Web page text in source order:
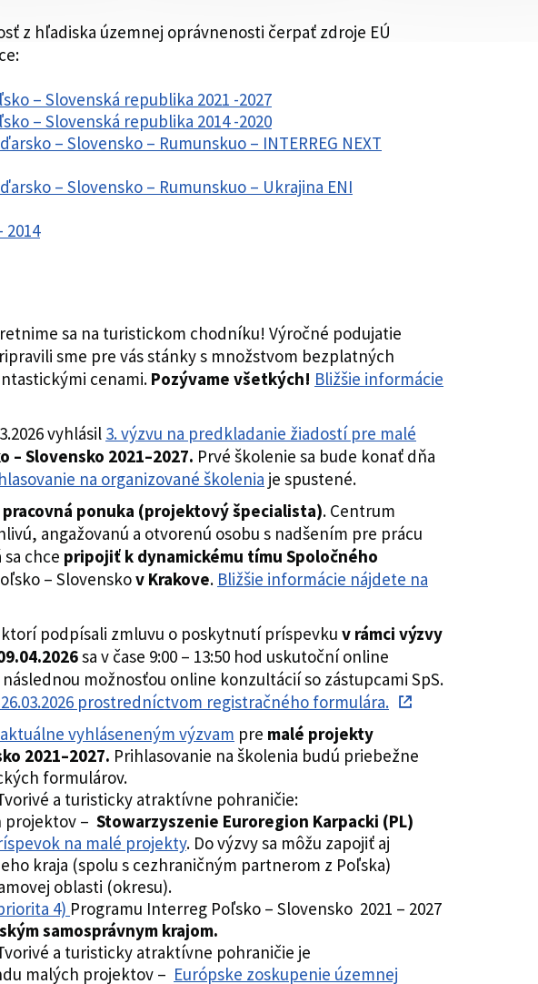
z hľadiska územnej oprávnenosti čerpať zdroje EÚ
– Slovenská republika 2021 -2027
– Slovenská republika 2014 -2020
– Slovensko – Rumunskuo – INTERREG NEXT
– Slovensko – Rumunskuo – Ukrajina ENI
2014
sa na turistickom chodníku! Výročné podujatie
sme pre vás stánky s množstvom bezplatných
cenami. Pozývame všetkých! Bližšie informácie
vyhlásil 3. výzvu na predkladanie žiadostí pre malé
– Slovensko 2021–2027. Prvé školenie sa bude konať dňa
na organizované školenia je spustené.
ponuka (projektový špecialista). Centrum
angažovanú a otvorenú osobu s nadšením pre prácu
chce pripojiť k dynamickému tímu Spoločného
– Slovenskov Krakove. Bližšie informácie nájdete na
ktorí podpísali zmluvu o poskytnutí príspevku v rámci výzvy
sa v čase 9:00 – 13:50 hod uskutoční online
možnosťou online konzultácií so zástupcami SpS.
prostredníctvom registračného formulára.
vyhláseneným výzvam pre malé projekty
2021–2027. Prihlasovanie na školenia budú priebežne
formulárov.
a turisticky atraktívne pohraničie:
projektov – Stowarzyszenie Euroregion Karpacki (PL)
na malé projekty. Do výzvy sa môžu zapojiť aj
kraja (spolu s cezhraničným partnerom z Poľska)
oblasti (okresu).
4) Programu Interreg Poľsko – Slovensko 2021 – 2027
samosprávnym krajom.
a turisticky atraktívne pohraničie je
malých projektov – Európske zoskupenie územnej